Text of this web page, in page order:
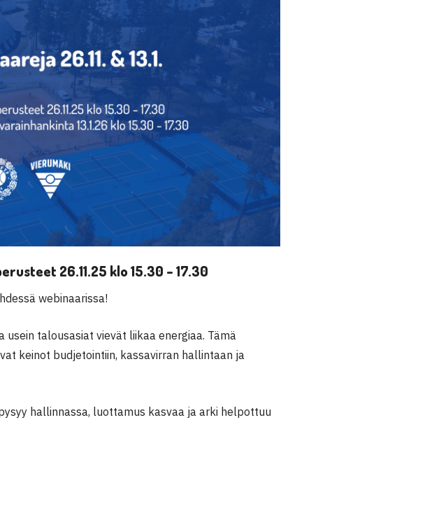
26.11.25 klo 15.30 – 17.30
webinaarissa!
talousasiat vievät liikaa energiaa. Tämä
keinot budjetointiin, kassavirran hallintaan ja
hallinnassa, luottamus kasvaa ja arki helpottuu